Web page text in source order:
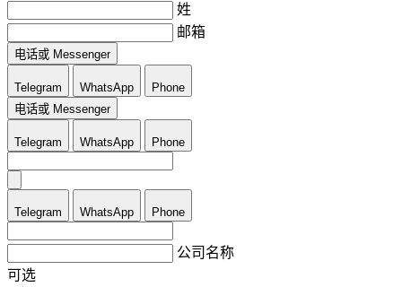
姓
邮箱
电话或 Messenger
Telegram WhatsApp
Phone
电话或 Messenger
Telegram WhatsApp Phone
Telegram WhatsApp Phone
公司名称
可选